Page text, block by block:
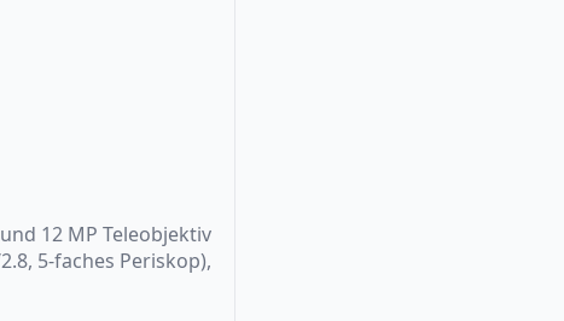
12 MP Teleobjektiv
5-faches Periskop),